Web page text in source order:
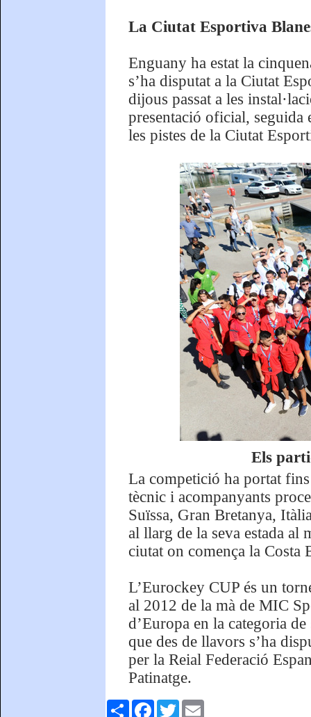
La Ciutat Esportiva
Enguany ha estat la
s’ha disputat a la Ciutat
dijous passat a les
presentació oficial, seguida
les pistes de la Ciutat
Els
La competició ha portat
tècnic i acompanyants
Suïssa, Gran Bretanya,
al llarg de la seva estada al
ciutat on comença la Costa
L’Eurockey CUP és un
al 2012 de la mà de MIC
d’Europa en la categoria
que des de llavors s’ha
per la Reial Federació
Patinatge.
ComparteixFacebookTwitter